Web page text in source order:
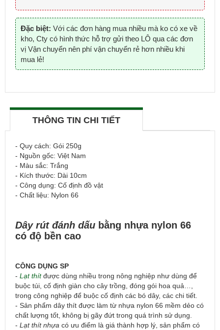
Đặc biệt: Với các đơn hàng mua nhiều mà ko có xe về
kho, Cty có hình thức hỗ trợ gửi theo LÔ qua các đơn
vị Vận chuyển nên phí vận chuyển rẻ hơn nhiều khi
mua lẻ!
THÔNG TIN CHI TIẾT
- Quy cách: Gói 250g
- Nguồn gốc: Việt Nam
- Màu sắc: Trắng
- Kích thước: Dài 10cm
- Công dụng: Cố định đồ vật
- Chất liệu: Nylon 66
Dây rút đánh dấu bằng nhựa nylon 66
có độ bền cao
CÔNG DỤNG SP
- Lạt thít được dùng nhiều trong nông nghiệp như dùng để
buộc túi, cố định giàn cho cây trồng, đóng gói hoa quả…,
trong công nghiệp để buộc cố định các bó dây, các chi tiết.
- Sản phẩm dây thít được làm từ nhựa nylon 66 mềm dẻo có
chất lượng tốt, không bị gãy đứt trong quá trình sử dụng.
- Lạt thít nhựa có ưu điểm là giá thành hợp lý, sản phẩm có